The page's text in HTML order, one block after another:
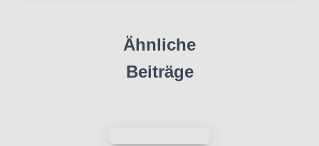
Ähnliche
Beiträge